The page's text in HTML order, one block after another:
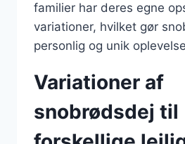
familier har deres egne
variationer, hvilket gør
personlig og unik
Variationer af
snobrødsdej til